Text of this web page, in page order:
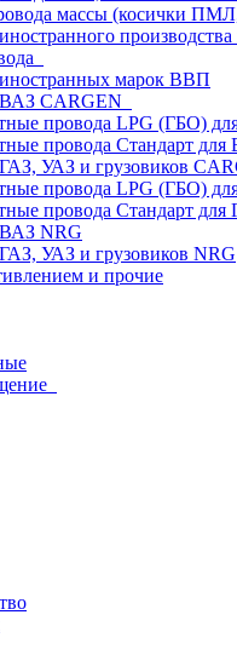
массы (косички
марок ВВП
ВАЗ CARGEN
провода LPG (ГБО)
провода Стандарт для
УАЗ и грузовиков
провода LPG (ГБО)
провода Стандарт для
NRG
УАЗ и грузовиков NRG
и прочие